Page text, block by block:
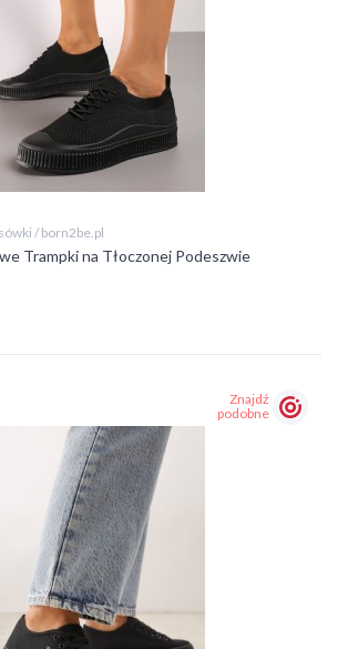
/ born2be.pl
Trampki na Tłoczonej Podeszwie
Znajdź
podobne